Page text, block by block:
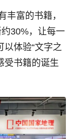
丰富的书籍，
30%，让每一
以体验“文字之
受书籍的诞生